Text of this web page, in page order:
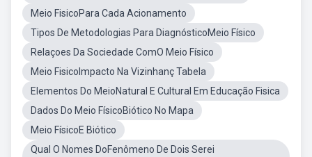
Meio FisicoPara Cada Acionamento
Tipos De Metodologias Para DiagnósticoMeio Físico
Relaçoes Da Sociedade ComO Meio Físico
Meio FisicoImpacto Na Vizinhanç Tabela
Elementos Do MeioNatural E Cultural Em Educação Fisica
Dados Do Meio FísicoBiótico No Mapa
Meio FísicoE Biótico
Qual O Nomes DoFenômeno De Dois Serei